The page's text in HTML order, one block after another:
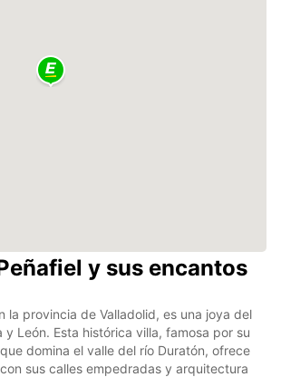
y sus encantos
la provincia de Valladolid, es una joya del
y León. Esta histórica villa, famosa por su
domina el valle del río Duratón, ofrece
sus calles empedradas y arquitectura